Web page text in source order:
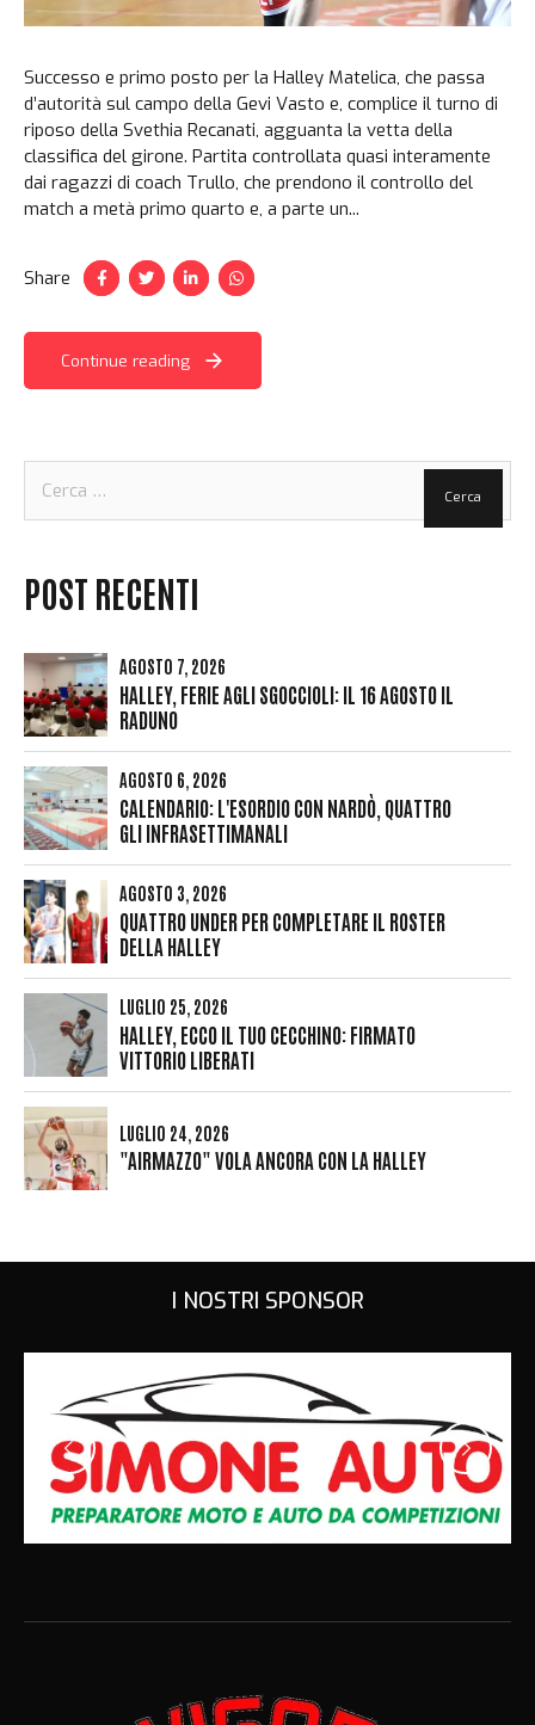
Successo e primo posto per la Halley Matelica, che passa
d’autorità sul campo della Gevi Vasto e, complice il turno di
riposo della Svethia Recanati, agguanta la vetta della
classifica del girone. Partita controllata quasi interamente
dai ragazzi di coach Trullo, che prendono il controllo del
match a metà primo quarto e, a parte un...
Share
Continue reading
per:
POST RECENTI
AGOSTO 7, 2026
HALLEY, FERIE AGLI SGOCCIOLI: IL 16 AGOSTO IL
RADUNO
AGOSTO 6, 2026
CALENDARIO: L'ESORDIO CON NARDÒ, QUATTRO
GLI INFRASETTIMANALI
AGOSTO 3, 2026
QUATTRO UNDER PER COMPLETARE IL ROSTER
DELLA HALLEY
LUGLIO 25, 2026
HALLEY, ECCO IL TUO CECCHINO: FIRMATO
VITTORIO LIBERATI
LUGLIO 24, 2026
"AIRMAZZO" VOLA ANCORA CON LA HALLEY
I NOSTRI SPONSOR